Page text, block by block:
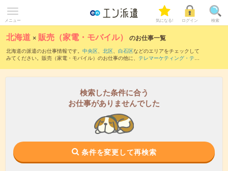
メニュー 気になる! ログイン 検索
北海道 × 販売（家電・モバイル） のお仕事一覧
北海道の派遣のお仕事情報です。 中央区、 北区、 白石区などのエリアをチェックして
みてください。販売（家電・モバイル）のお仕事の他に、 テレマーケティング・テレ
間や、職種未経験OKなどのこだわり条件で絞り込んでいただけます。職種辞典：販売
検索した条件に合う
お仕事がありませんでした
条件を変更して再検索